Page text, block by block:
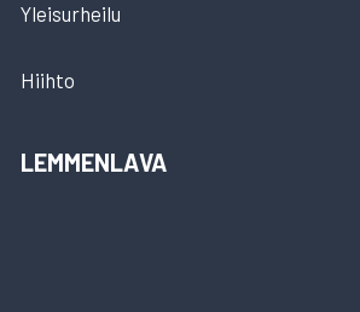
Yleisurheilu
Hiihto
LEMMENLAVA